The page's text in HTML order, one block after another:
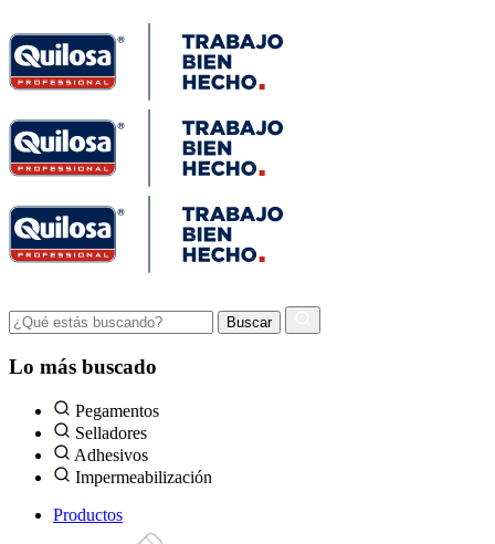
Lo más buscado
Pegamentos
Selladores
Adhesivos
Impermeabilización
Productos